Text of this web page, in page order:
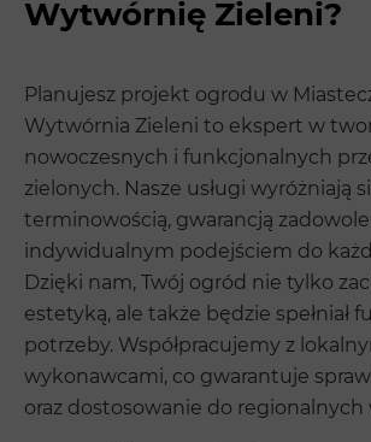
Wytwórnię Zieleni?
Planujesz projekt ogrodu w
Wytwórnia Zieleni to ekspert w
nowoczesnych i funkcjonalnych
zielonych. Nasze usługi wyróżniają
terminowością, gwarancją
indywidualnym podejściem do
Dzięki nam, Twój ogród nie tylko
estetyką, ale także będzie spełniał
potrzeby. Współpracujemy z
wykonawcami, co gwarantuje
oraz dostosowanie do regionalnych